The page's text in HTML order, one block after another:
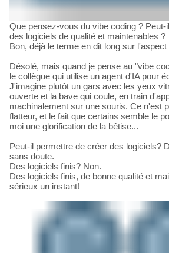
Que pensez-vous du vibe coding ?
des logiciels de qualité et maintenables ?
Bon, déjà le terme en dit long sur
Désolé, mais quand je pense au "vibe
le collègue qui utilise un agent d'IA pour
J'imagine plutôt un gars avec les yeux
ouverte et la bave qui coule, en train
machinalement sur une souris. Ce n'est
flatteur, et le fait que certains semble le
moi une glorification de la bêtise...
Peut-il permettre de créer des logiciels?
sans doute.
Des logiciels finis? Non.
Des logiciels finis, de bonne qualité et
sérieux un instant!